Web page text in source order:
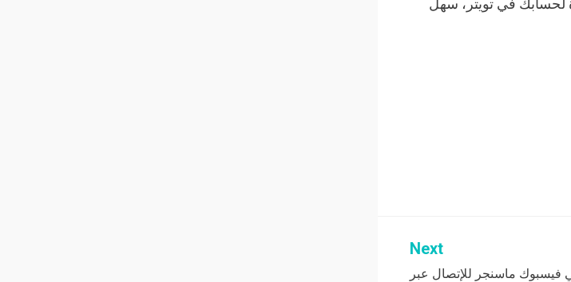
لحسابك في تويتر، سهل
Next
فيسبوك ماسنجر للإتصال عبر